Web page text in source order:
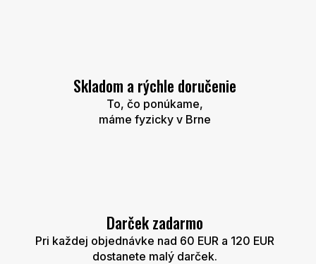
Skladom a rýchle doručenie
To, čo ponúkame,
máme fyzicky v Brne
Darček zadarmo
Pri každej objednávke nad 60 EUR a 120 EUR
dostanete malý darček.